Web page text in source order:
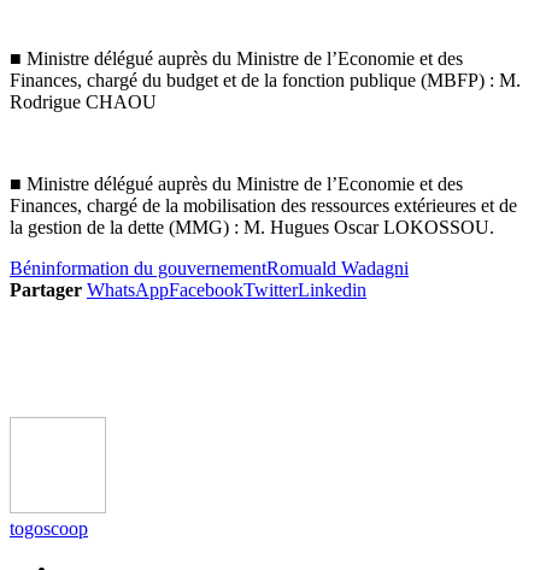
■ Ministre délégué auprès du Ministre de l’Economie et des
Finances, chargé du budget et de la fonction publique (MBFP) : M.
Rodrigue CHAOU
■ Ministre délégué auprès du Ministre de l’Economie et des
Finances, chargé de la mobilisation des ressources extérieures et de
la gestion de la dette (MMG) : M. Hugues Oscar LOKOSSOU.
Béninformation du gouvernementRomuald Wadagni
Partager WhatsAppFacebookTwitterLinkedin
togoscoop